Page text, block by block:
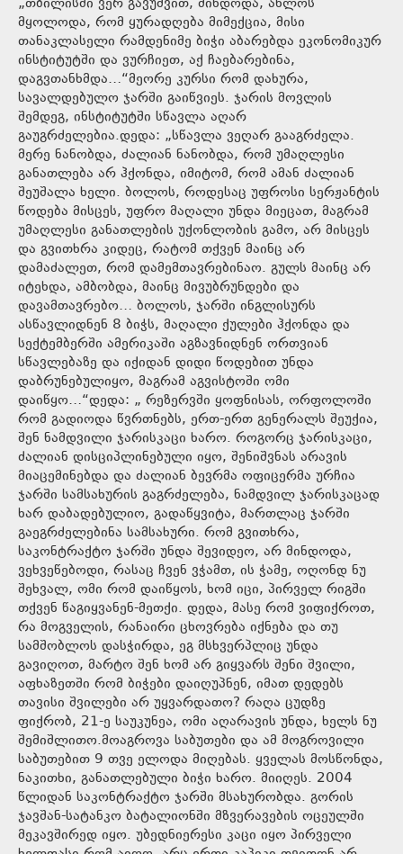
მყოლოდა, რომ ყურადღება მიმექცია, მისი
თანაკლასელი რამდენიმე ბიჭი აბარებდა ეკონომიკურ
ინსტიტუტში და ვურჩიეთ, აქ ჩაებარებინა,
დაგვთანხმდა…“მეორე კურსი რომ დახურა,
სავალდებულო ჯარში გაიწვიეს. ჯარის მოვლის
შემდეგ, ინსტიტუტში სწავლა აღარ
გაუგრძელებია.დედა: „სწავლა ვეღარ გააგრძელა.
მერე ნანობდა, ძალიან ნანობდა, რომ უმაღლესი
განათლება არ ჰქონდა, იმიტომ, რომ ამან ძალიან
შეუშალა ხელი. ბოლოს, როდესაც უფროსი სერჟანტის
წოდება მისცეს, უფრო მაღალი უნდა მიეცათ, მაგრამ
უმაღლესი განათლების უქონლობის გამო, არ მისცეს
და გვითხრა კიდეც, რატომ თქვენ მაინც არ
დამაძალეთ, რომ დამემთავრებინაო. გულს მაინც არ
იტეხდა, ამბობდა, მაინც მივუბრუნდები და
დავამთავრებო… ბოლოს, ჯარში ინგლისურს
ასწავლიდნენ 8 ბიჭს, მაღალი ქულები ჰქონდა და
სექტემბერში ამერიკაში აგზავნიდნენ ორთვიან
სწავლებაზე და იქიდან დიდი წოდებით უნდა
დაბრუნებულიყო, მაგრამ აგვისტოში ომი
დაიწყო…“დედა: „ რეზერვში ყოფნისას, ორფოლოში
რომ გადიოდა წვრთნებს, ერთ-ერთ გენერალს შეუქია,
შენ ნამდვილი ჯარისკაცი ხარო. როგორც ჯარისკაცი,
ძალიან დისციპლინებული იყო, შენიშვნას არავის
მიაცემინებდა და ძალიან ბევრმა ოფიცერმა ურჩია
ჯარში სამსახურის გაგრძელება, ნამდვილ ჯარისკაცად
ხარ დაბადებულიო, გადაწყვიტა, მართლაც ჯარში
გაეგრძელებინა სამსახური. რომ გვითხრა,
საკონტრაქტო ჯარში უნდა შევიდეო, არ მინდოდა,
ვეხვეწებოდი, რასაც ჩვენ ვჭამთ, ის ჭამე, ოღონდ ნუ
შეხვალ, ომი რომ დაიწყოს, ხომ იცი, პირველ რიგში
თქვენ წაგიყვანენ-მეთქი. დედა, მასე რომ ვიფიქროთ,
რა მოგველის, რანაირი ცხოვრება იქნება და თუ
სამშობლოს დასჭირდა, ეგ მსხვერპლიც უნდა
გავიღოთ, მარტო შენ ხომ არ გიყვარს შენი შვილი,
აფხაზეთში რომ ბიჭები დაიღუპნენ, იმათ დედებს
თავისი შვილები არ უყვარდათო? რაღა ცუდზე
ფიქრობ, 21-ე საუკუნეა, ომი აღარავის უნდა, ხელს ნუ
შემიშლითო.მოაგროვა საბუთები და ამ მოგროვილი
საბუთებით 9 თვე ელოდა მიღებას. ყველას მოსწონდა,
ნაკითხი, განათლებული ბიჭი ხარო. მიიღეს. 2004
წლიდან საკონტრაქტო ჯარში მსახურობდა. გორის
ჯავშან-სატანკო ბატალიონში მზვერავების ოცეულში
მეკავშირედ იყო. უბედნიერესი კაცი იყო პირველი